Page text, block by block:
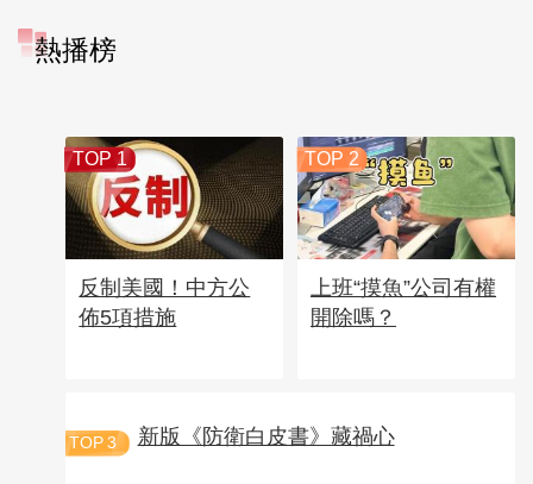
熱播榜
TOP 1
反制美國！中方公
佈5項措施
TOP 2
上班“摸魚”公司有權
開除嗎？
TOP 3 新版《防衛白皮書》藏禍心